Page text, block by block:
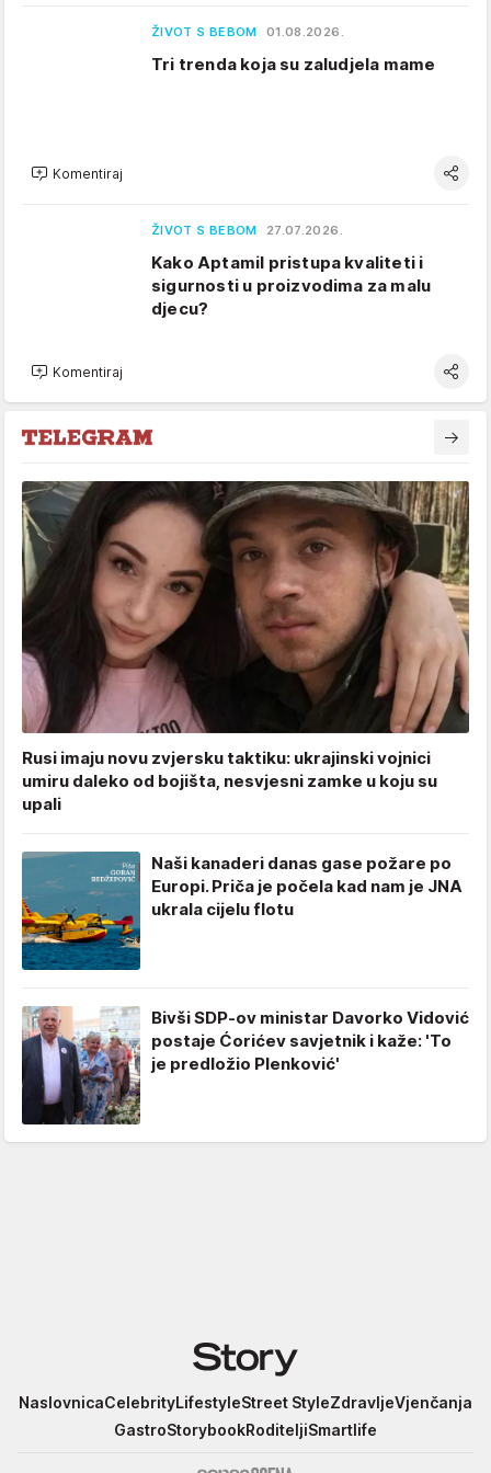
ŽIVOT S BEBOM 01.08.2026.
Tri trenda koja su zaludjela mame
Komentiraj
ŽIVOT S BEBOM 27.07.2026.
Kako Aptamil pristupa kvaliteti i
sigurnosti u proizvodima za malu
djecu?
Komentiraj
Rusi imaju novu zvjersku taktiku: ukrajinski vojnici
umiru daleko od bojišta, nesvjesni zamke u koju su
upali
Naši kanaderi danas gase požare po
Europi. Priča je počela kad nam je JNA
ukrala cijelu flotu
Bivši SDP-ov ministar Davorko Vidović
postaje Ćorićev savjetnik i kaže: 'To
je predložio Plenković'
Story
NaslovnicaCelebrityLifestyleStreet StyleZdravljeVjenčanja
GastroStorybookRoditeljiSmartlife